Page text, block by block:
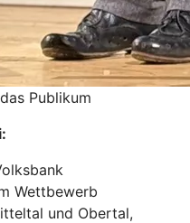
Publikum
Wettbewerb
und Obertal,